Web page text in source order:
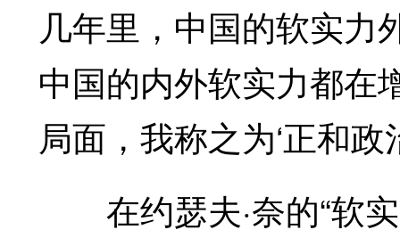
几年里，中国的软实力
中国的内外软实力都在
局面，我称之为‘正和政
在约瑟夫·奈的“软实